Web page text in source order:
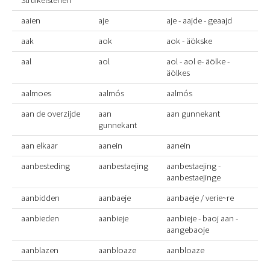
aaien
aje
aje - aajde - geaajd
aak
aok
aok - äökske
aal
aol
aol - aol e- äölke -
äölkes
aalmoes
aalmós
aalmós
aan de overzijde
aan
gunnekant
aan gunnekant
aan elkaar aanein
aanein
aanbesteding
aanbestaejing
aanbestaejing -
aanbestaejinge
aanbidden
aanbaeje
aanbaeje / verie~re
aanbieden
aanbieje
aanbieje - baoj aan -
aangebaoje
aanblazen
aanbloaze
aanbloaze